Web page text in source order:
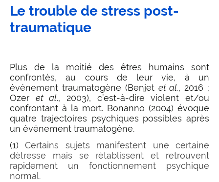
Le trouble de stress post-
traumatique
Plus de la moitié des êtres humains sont
confrontés, au cours de leur vie, à un
événement traumatogène (Benjet et al., 2016 ;
Ozer et al., 2003), c’est-à-dire violent et/ou
confrontant à la mort. Bonanno (2004) évoque
quatre trajectoires psychiques possibles après
un événement traumatogène.
(1)Certains sujets manifestent une certaine
détresse mais se rétablissent et retrouvent
rapidement un fonctionnement psychique
normal.